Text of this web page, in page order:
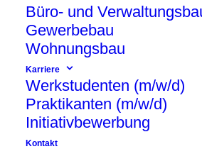
Büro- und
Gewerbebau
Wohnungsbau
Karriere
Werkstudenten (m/w/d)
Praktikanten (m/w/d)
Initiativbewerbung
Kontakt
Im Berliner Bezirk
Haselhorst, entsteht auf dem
Grundstück Rhenaniastraße
moderner Schulneubau. Im
HOWOGE wird dort ein 4-